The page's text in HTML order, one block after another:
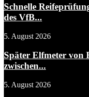
Schnelle
des VfB...
5. August 2026
Später Elfmeter von
zwischen...
5. August 2026